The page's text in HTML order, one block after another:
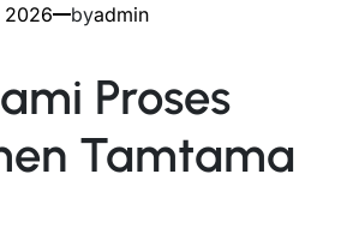
2026 byadmin
Proses
Tamtama